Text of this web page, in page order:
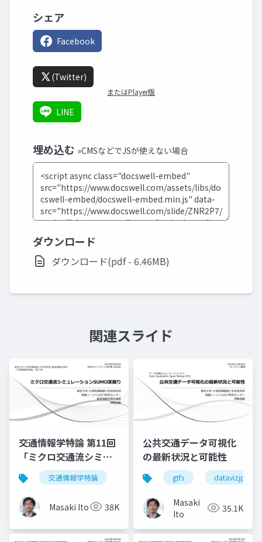
シェア
Facebook
(Twitter)
またはPlayer版
LINE
埋め込む »CMSなどでJSが使えない場合
ダウンロード
ダウンロード(pdf - 6.46MB)
関連スライド
交通情報学特論 第11回
「ミクロ交通流シミュ
レーションSUMO深掘
り」講師：伊藤昌毅
交通情報学特論
Masaki Ito 38K
公共交通データ可視化
の最新状況と可能性
gtfs datavizjp
Masaki
Ito
35.1K